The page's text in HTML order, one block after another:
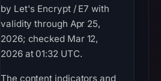
by Let's Encrypt / E7 with
validity through Apr 25,
2026; checked Mar 12,
2026 at 01:32 UTC.
The content indicators and